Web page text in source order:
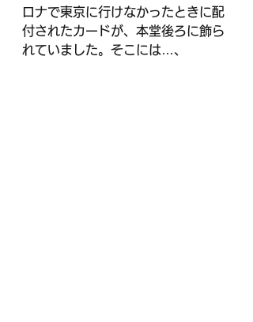
ロナで東京に行けなかったときに配
付されたカードが、本堂後ろに飾ら
れていました。そこには…、